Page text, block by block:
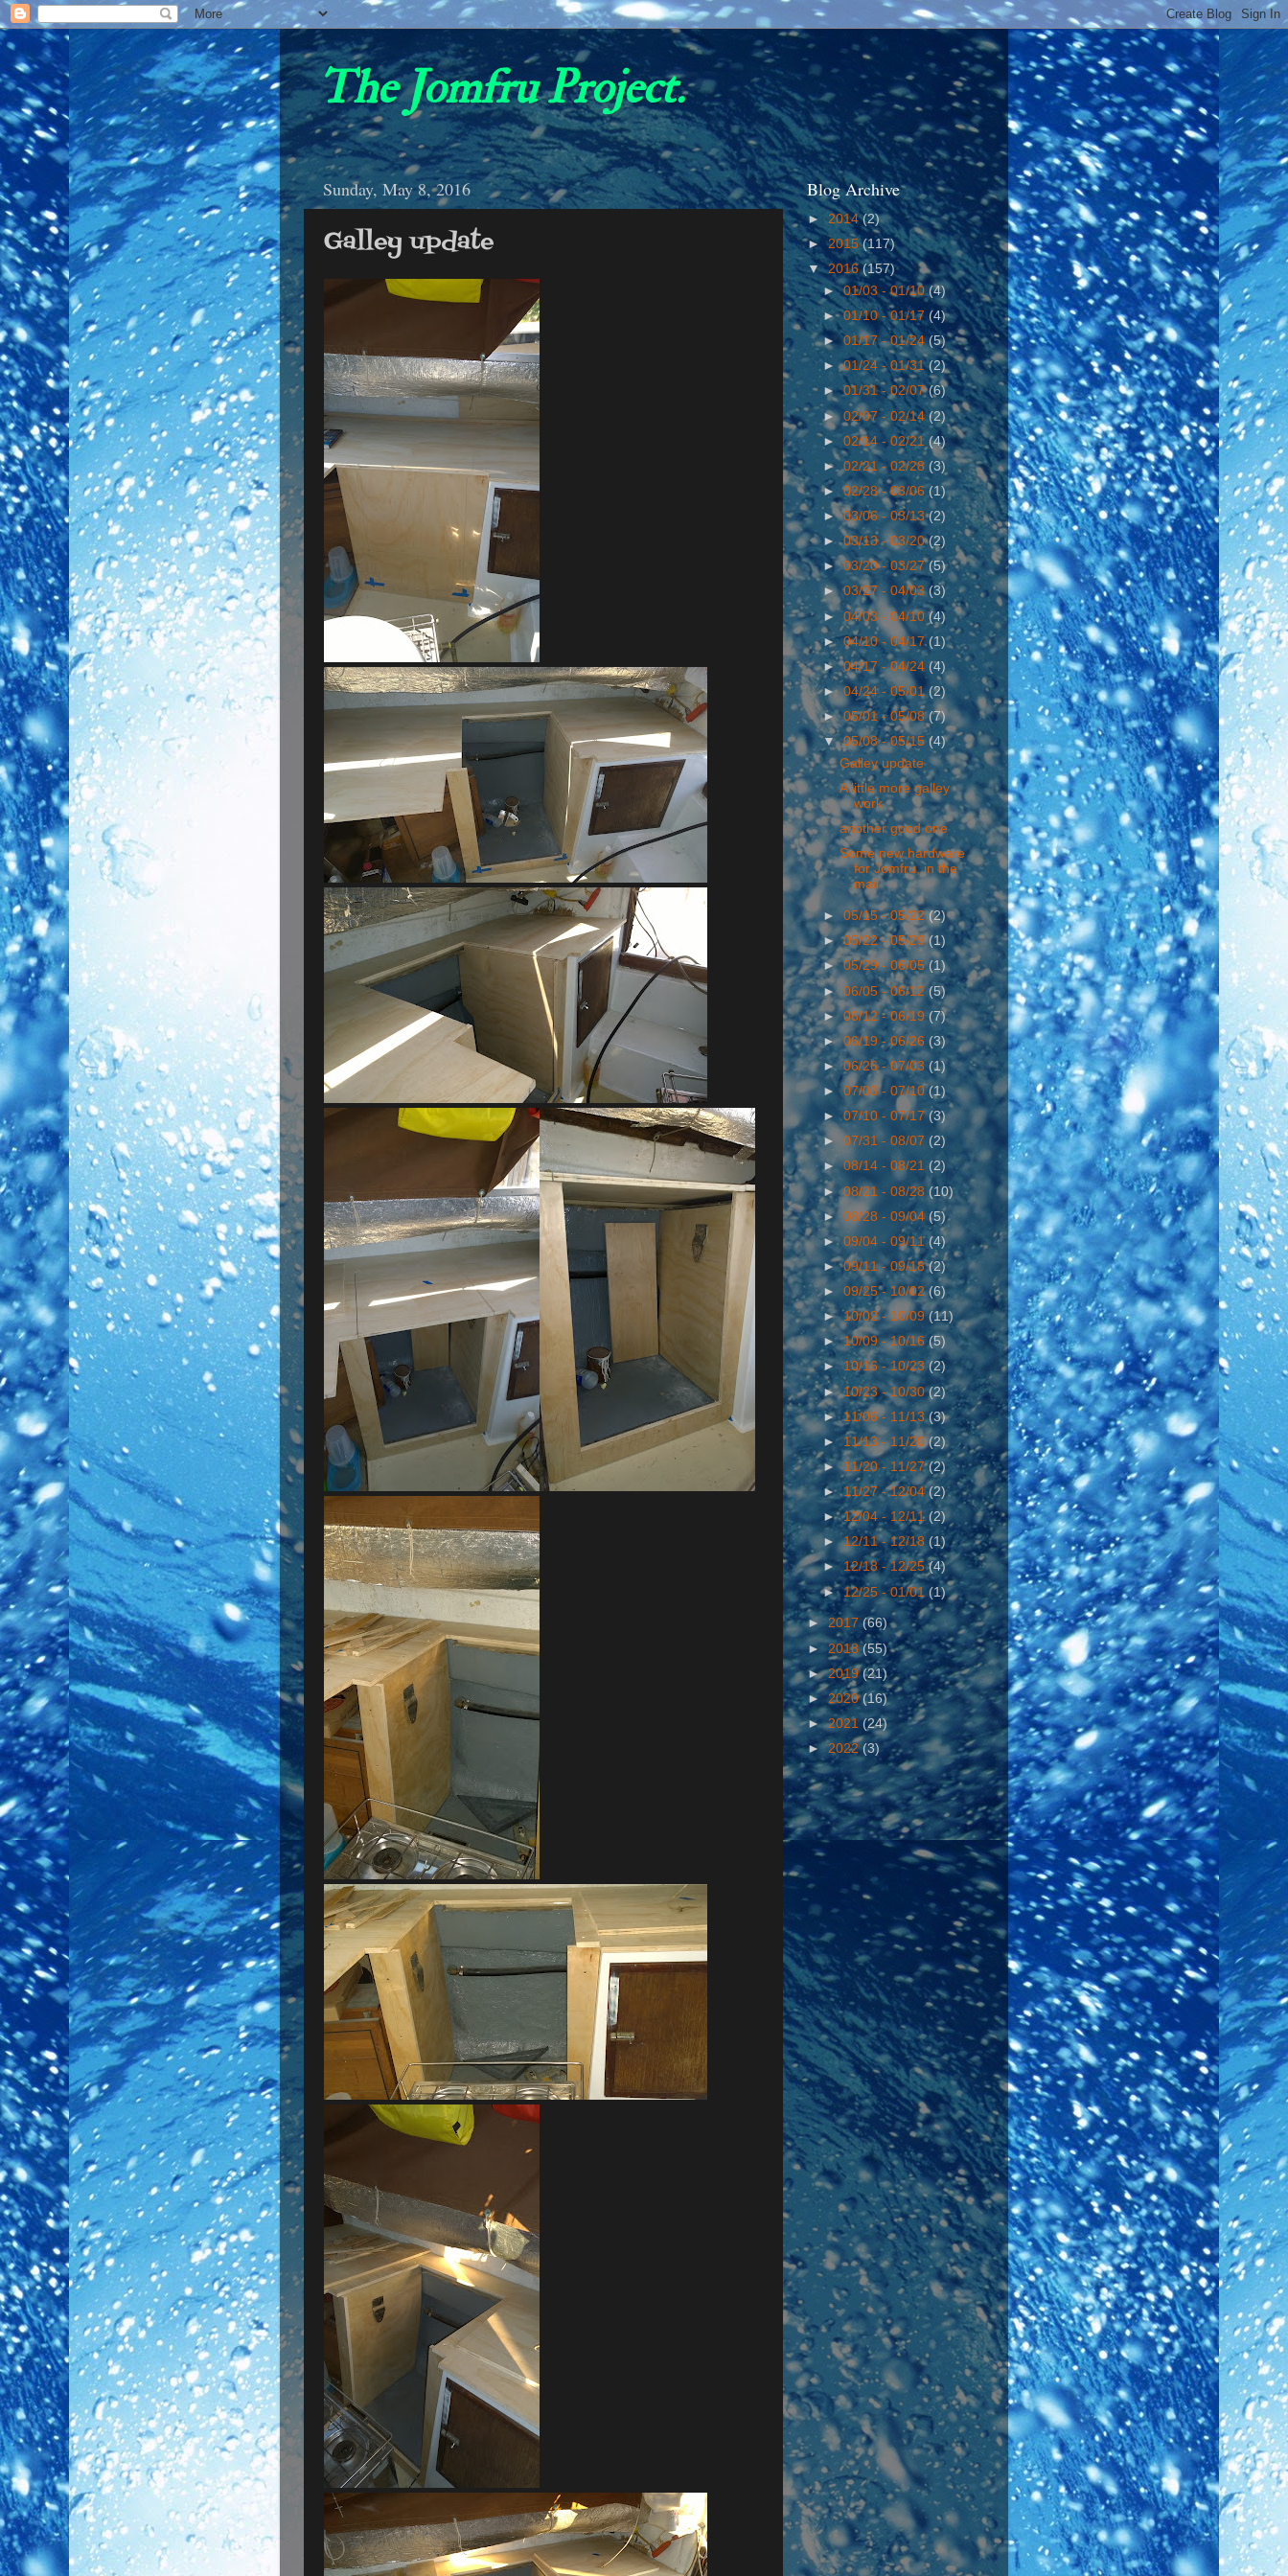
The Jomfru Project.
Sunday, May 8, 2016
Galley update
Blog Archive
► 2014(2)
►2015(117)
▼2016(157)
►01/03 - 01/10(4)
►01/10 - 01/17 (4)
►01/17 - 01/24(5)
►01/24 - 01/31(2)
►01/31 - 02/07(6)
►02/07 - 02/14(2)
►02/14 - 02/21(4)
►02/21 - 02/28 (3)
►02/28 - 03/06 (1)
►03/06 - 03/13(2)
►03/13 - 03/20(2)
►03/20 - 03/27(5)
►03/27 - 04/03(3)
►04/03 - 04/10(4)
►04/10 - 04/17 (1)
►04/17 - 04/24 (4)
►04/24 - 05/01(2)
►05/01 - 05/08(7)
▼05/08 - 05/15(4)
Galley update
A little more galley
work
another good one
Some new hardware
for Jomfru, in the
mail
►05/15 - 05/22(2)
►05/22 - 05/29(1)
►05/29 - 06/05(1)
►06/05 - 06/12 (5)
►06/12 - 06/19 (7)
►06/19 - 06/26(3)
►06/26 - 07/03 (1)
►07/03 - 07/10(1)
►07/10 - 07/17(3)
►07/31 - 08/07 (2)
►08/14 - 08/21 (2)
►08/21 - 08/28 (10)
►08/28 - 09/04(5)
►09/04 - 09/11(4)
►09/11 - 09/18(2)
►09/25 - 10/02(6)
►10/02 - 10/09(11)
►10/09 - 10/16(5)
►10/16 - 10/23(2)
►10/23 - 10/30(2)
►11/06 - 11/13(3)
► 11/13 - 11/20(2)
► 11/20 - 11/27(2)
►11/27 - 12/04(2)
►12/04 - 12/11 (2)
►12/11 - 12/18 (1)
► 12/18 - 12/25(4)
►12/25 - 01/01 (1)
►2017 (66)
► 2018(55)
►2019(21)
►2020(16)
►2021 (24)
►2022(3)